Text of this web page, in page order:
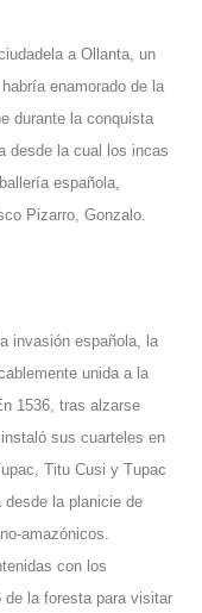
a Ollanta, un
enamorado de la
durante la conquista
desde la cual los incas
española,
Pizarro, Gonzalo.
invasión española, la
unida a la
1536, tras alzarse
sus cuarteles en
Titu Cusi y Tupac
la planicie de
amazónicos.
con los
la foresta para visitar